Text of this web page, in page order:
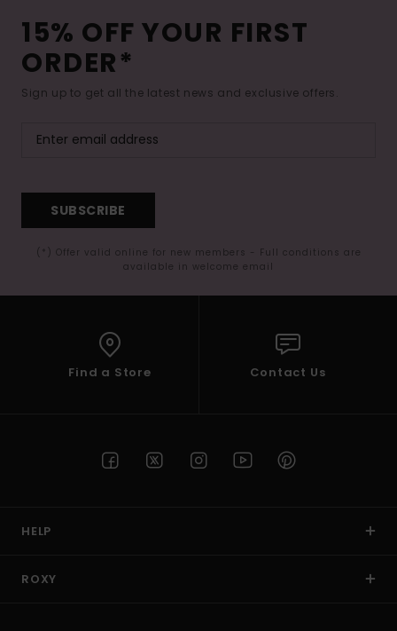
15% OFF YOUR FIRST
ORDER*
Sign up to get all the latest news and exclusive offers.
SUBSCRIBE
(*) Offer valid online for new members - Full conditions are
available in welcome email
Find a Store Contact Us
HELP
ROXY